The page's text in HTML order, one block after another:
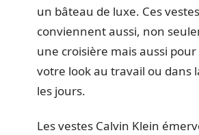
un bâteau de luxe. Ces vestes
conviennent aussi, non
une croisière mais aussi
votre look au travail ou dans
les jours.
Les vestes Calvin Klein